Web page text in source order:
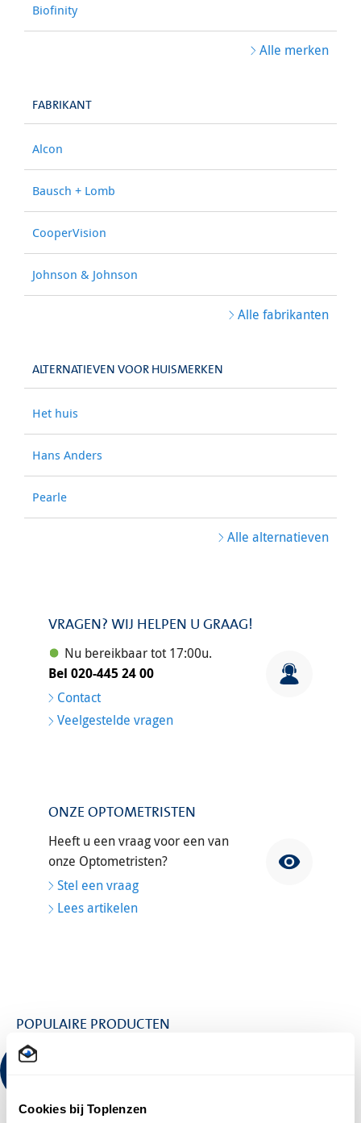
Cookies bij Toplenzen
Biofinity
Alle merken
FABRIKANT
Alcon
Bausch + Lomb
CooperVision
Johnson & Johnson
Alle fabrikanten
ALTERNATIEVEN VOOR HUISMERKEN
Het huis
Hans Anders
Pearle
Alle alternatieven
VRAGEN? WIJ HELPEN U GRAAG!
Nu bereikbaar tot 17:00u.
Bel 020-445 24 00
Contact
Veelgestelde vragen
ONZE OPTOMETRISTEN
Heeft u een vraag voor een van
onze Optometristen?
Stel een vraag
Lees artikelen
POPULAIRE PRODUCTEN
OPTI-FREE PUREMOIST MEGA
NU 1
FLES